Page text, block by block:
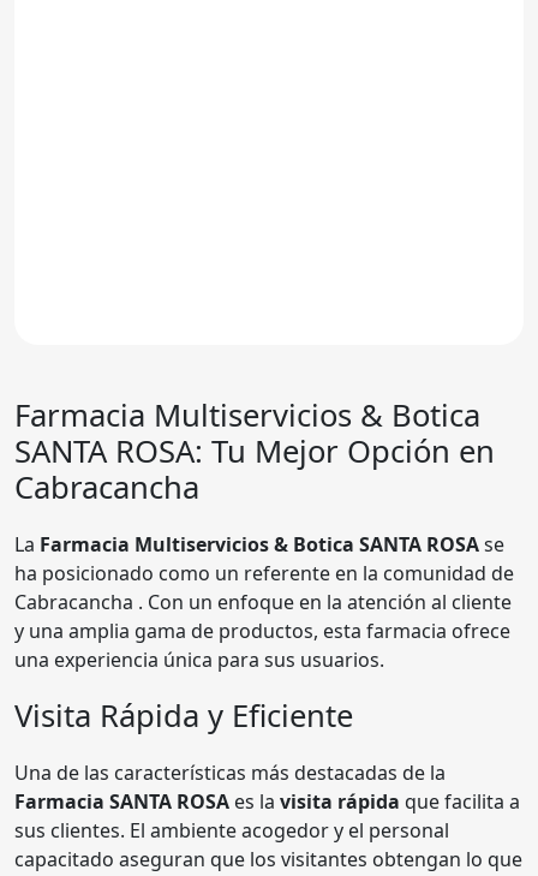
Farmacia Multiservicios & Botica
SANTA ROSA: Tu Mejor Opción en
Cabracancha
La Farmacia Multiservicios & Botica SANTA ROSAse
ha posicionado como un referente en la comunidad de
Cabracancha . Con un enfoque en la atención al cliente
y una amplia gama de productos, esta farmacia ofrece
una experiencia única para sus usuarios.
Visita Rápida y Eficiente
Una de las características más destacadas de la
Farmacia SANTA ROSA es la visita rápida que facilita a
sus clientes. El ambiente acogedor y el personal
capacitado aseguran que los visitantes obtengan lo que